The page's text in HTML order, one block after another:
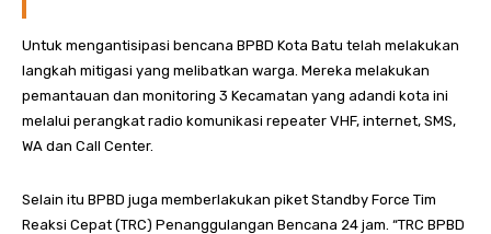
Untuk mengantisipasi bencana BPBD Kota Batu telah melakukan
langkah mitigasi yang melibatkan warga. Mereka melakukan
pemantauan dan monitoring 3 Kecamatan yang adandi kota ini
melalui perangkat radio komunikasi repeater VHF, internet, SMS,
WA dan Call Center.
Selain itu BPBD juga memberlakukan piket Standby Force Tim
Reaksi Cepat (TRC) Penanggulangan Bencana 24 jam. “TRC BPBD